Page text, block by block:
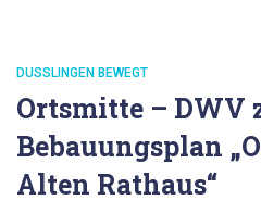
DUSSLINGEN BEWEGT
Ortsmitte – DWV
Bebauungsplan
Alten Rathaus“